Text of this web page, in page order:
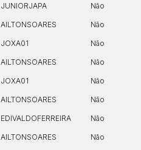
JUNIORJAPA Não
AILTONSOARES Não
JOXA01 Não
AILTONSOARES Não
JOXA01 Não
AILTONSOARES Não
EDIVALDOFERREIRA Não
AILTONSOARES Não